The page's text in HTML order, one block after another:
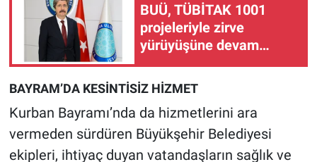
BUÜ, TÜBİTAK 1001
projeleriyle zirve
yürüyüşüne devam
ediyor
BAYRAM’DA KESİNTİSİZ HİZMET
Kurban Bayramı’nda da hizmetlerini ara
vermeden sürdüren Büyükşehir Belediyesi
ekipleri, ihtiyaç duyan vatandaşların sağlık ve